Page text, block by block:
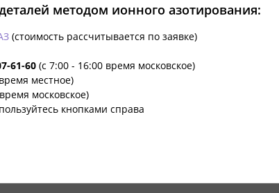
методом ионного азотирования:
(стоимость рассчитывается по заявке)
61-60 (с 7:00 - 16:00 время московское)
местное)
московское)
кнопками справа